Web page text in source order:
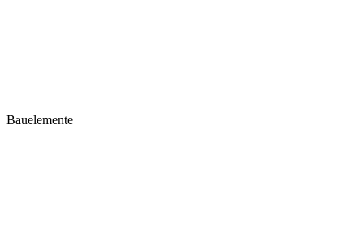
Bauelemente